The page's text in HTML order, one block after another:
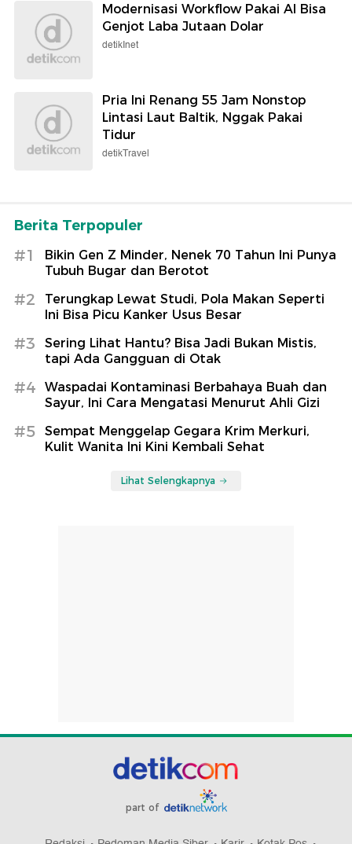
Modernisasi Workflow Pakai AI Bisa
Genjot Laba Jutaan Dolar
detikInet
Pria Ini Renang 55 Jam Nonstop
Lintasi Laut Baltik, Nggak Pakai
Tidur
detikTravel
Berita Terpopuler
#1
Bikin Gen Z Minder, Nenek 70 Tahun Ini Punya
Tubuh Bugar dan Berotot
#2
Terungkap Lewat Studi, Pola Makan Seperti
Ini Bisa Picu Kanker Usus Besar
#3
Sering Lihat Hantu? Bisa Jadi Bukan Mistis,
tapi Ada Gangguan di Otak
#4
Waspadai Kontaminasi Berbahaya Buah dan
Sayur, Ini Cara Mengatasi Menurut Ahli Gizi
#5
Sempat Menggelap Gegara Krim Merkuri,
Kulit Wanita Ini Kini Kembali Sehat
Lihat Selengkapnya
part of